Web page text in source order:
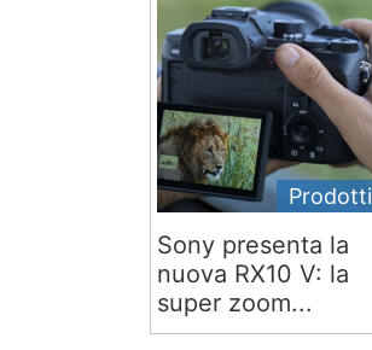
Prodotti
Sony presenta la
nuova RX10 V: la
super zoom...